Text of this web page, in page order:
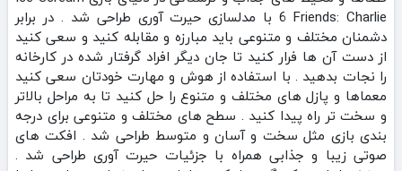
6 Friends: Charlie با مدلسازی حیرت آوری طراحی شد . در برابر
دشمنان مختلف و متنوعی باید مبارزه و مقابله کنید و سعی کنید
از دست آن ها فرار کنید تا جان دیگر افراد گرفتار شده در کارخانه
را نجات بدهید . با استفاده از هوش و مهارت خودتان سعی کنید
معماها و پازل های مختلف و متنوع را حل کنید تا به مراحل بالاتر
و سخت تر راه پیدا کنید . سطح های مختلف و متنوعی برای درجه
بندی بازی مثل سخت و آسان و متوسط طراحی شد . افکت های
صوتی زیبا و جذابی همراه با جزئیات حیرت آوری طراحی شد .